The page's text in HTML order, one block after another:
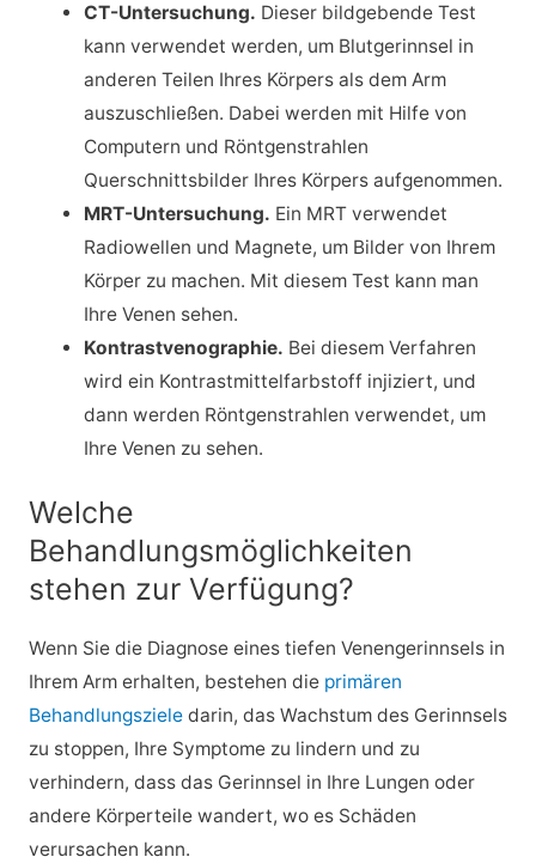
CT-Untersuchung. Dieser bildgebende Test
kann verwendet werden, um Blutgerinnsel in
anderen Teilen Ihres Körpers als dem Arm
auszuschließen. Dabei werden mit Hilfe von
Computern und Röntgenstrahlen
Querschnittsbilder Ihres Körpers aufgenommen.
MRT-Untersuchung. Ein MRT verwendet
Radiowellen und Magnete, um Bilder von Ihrem
Körper zu machen. Mit diesem Test kann man
Ihre Venen sehen.
Kontrastvenographie. Bei diesem Verfahren
wird ein Kontrastmittelfarbstoff injiziert, und
dann werden Röntgenstrahlen verwendet, um
Ihre Venen zu sehen.
Welche
Behandlungsmöglichkeiten
stehen zur Verfügung?
Wenn Sie die Diagnose eines tiefen Venengerinnsels in
Ihrem Arm erhalten, bestehen die primären
Behandlungszieledarin, das Wachstum des Gerinnsels
zu stoppen, Ihre Symptome zu lindern und zu
verhindern, dass das Gerinnsel in Ihre Lungen oder
andere Körperteile wandert, wo es Schäden
verursachen kann.